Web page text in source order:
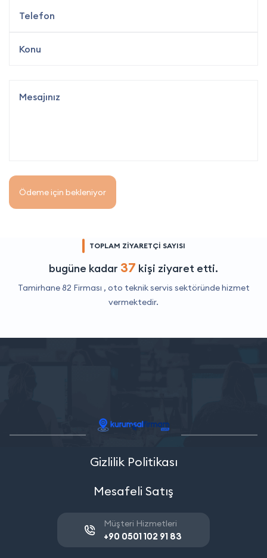
Ödeme için bekleniyor
TOPLAM ZİYARETÇİ SAYISI
bugüne kadar 37 kişi ziyaret etti.
Tamirhane 82 Firması , oto teknik servis sektöründe hizmet
vermektedir.
Gizlilik Politikası
Mesafeli Satış
Müşteri Hizmetleri
+90 0501 102 91 83